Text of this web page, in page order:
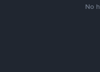
No